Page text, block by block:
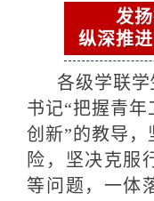
发
纵深推
各级学联
书记“把握青
创新”的教导
险，坚决克服
等问题，一体